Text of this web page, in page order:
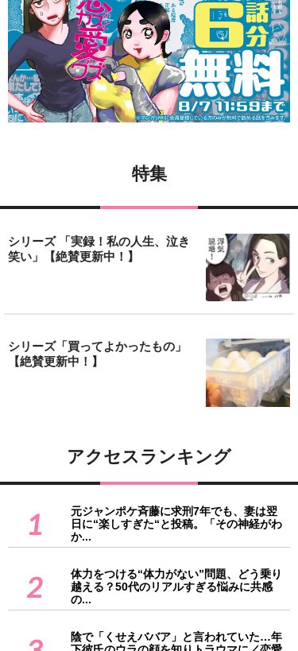
特集
シリーズ 「実録！私の人生、泣き
笑い」【絶賛更新中！】
シリーズ「買ってよかったもの」
【絶賛更新中！】
アクセスランキング
1
元ジャンポケ斉藤に求刑7年でも、妻は翌
日に“楽しすぎた“と投稿。「その神経がわ
か...
2
体力をつける“体力がない”問題、どう乗り
越える？50代のリアルすぎる悩みに共感
の...
陰で「くせえババア」と言われていた…年